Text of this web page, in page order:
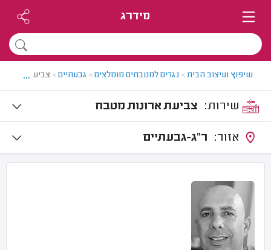
מידרג
שיפוץ ועיצוב הבית> נגרים למטבחים מומלצים> גבעתיים> צביעת...
צביעת ארונות מטבח
ר"ג-גבעתיים